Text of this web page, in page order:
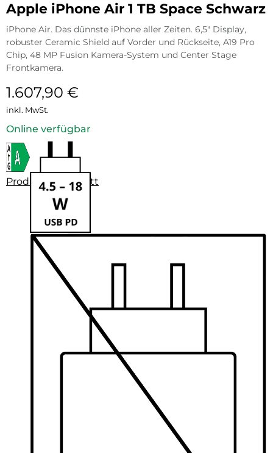
Apple iPhone Air 1 TB Space Schwarz
iPhone Air. Das dünnste iPhone aller Zeiten. 6,5″ Display,
robuster Ceramic Shield auf Vorder und Rückseite, A19 Pro
Chip, 48 MP Fusion Kamera-System und Center Stage
Frontkamera.
1.607,90 €
inkl. MwSt.
Online verfügbar
Produktdatenblatt